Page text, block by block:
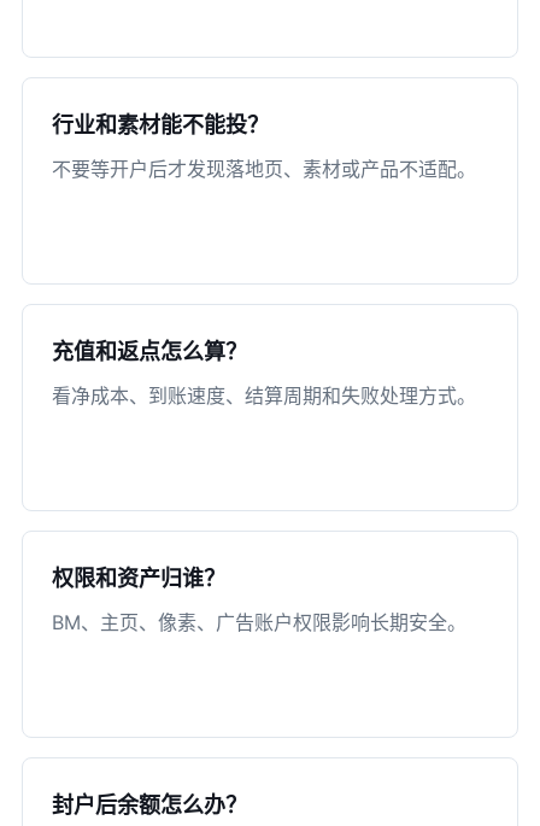
行业和素材能不能投？
不要等开户后才发现落地页、素材或产品不适配。
充值和返点怎么算？
看净成本、到账速度、结算周期和失败处理方式。
权限和资产归谁？
BM、主页、像素、广告账户权限影响长期安全。
封户后余额怎么办？